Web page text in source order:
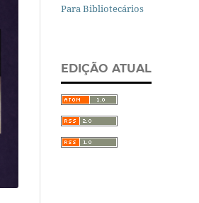
Para Bibliotecários
EDIÇÃO ATUAL